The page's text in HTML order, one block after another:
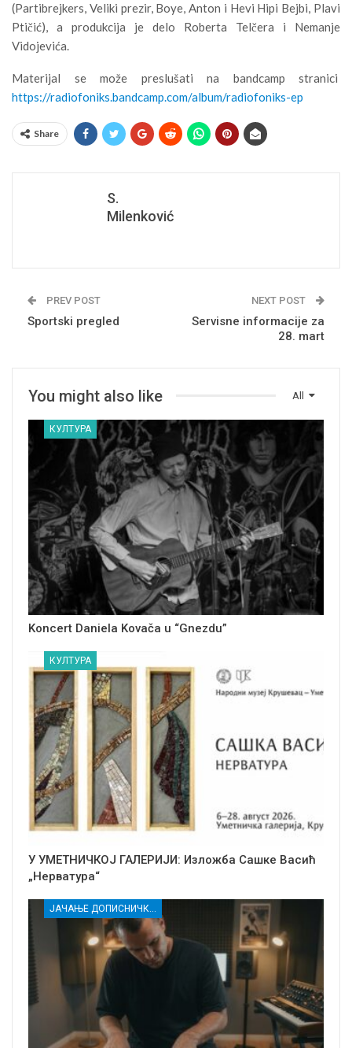
(Partibrejkers, Veliki prezir, Boye, Anton i Hevi Hipi Bejbi, Plavi
Ptičić), a produkcija je delo Roberta Telčera i Nemanje
Vidojevića.
Materijal se može preslušati na bandcamp stranici
https://radiofoniks.bandcamp.com/album/radiofoniks-ep
Share
S.
Milenković
PREV POST
Sportski pregled
NEXT POST
Servisne informacije za
28. mart
All
You might also like
КУЛТУРА
Koncert Daniela Kovača u “Gnezdu”
КУЛТУРА
У УМЕТНИЧКОЈ ГАЛЕРИЈИ: Изложба Сашке Васић
„Нерватура“
ЈАЧАЊЕ ДОПИСНИЧКЕ МРЕЖЕ НЕЗАВИСНИХ МЕДИЈА У РАСИНСКОМ ОКРУГУ